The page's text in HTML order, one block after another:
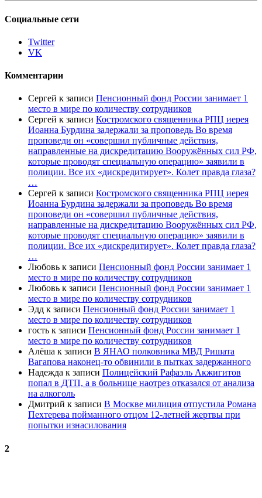
Социальные сети
Twitter
VK
Комментарии
Сергей к записи Пенсионный фонд России занимает 1
место в мире по количеству сотрудников
Сергей к записи Костромского священника РПЦ иерея
Иоанна Бурдина задержали за проповедь Во время
проповеди он «совершил публичные действия,
направленные на дискредитацию Вооружённых сил РФ,
которые проводят специальную операцию» заявили в
полиции. Все их «дискредитирует». Колет правда глаза?
…
Сергей к записи Костромского священника РПЦ иерея
Иоанна Бурдина задержали за проповедь Во время
проповеди он «совершил публичные действия,
направленные на дискредитацию Вооружённых сил РФ,
которые проводят специальную операцию» заявили в
полиции. Все их «дискредитирует». Колет правда глаза?
…
Любовь к записи Пенсионный фонд России занимает 1
место в мире по количеству сотрудников
Любовь к записи Пенсионный фонд России занимает 1
место в мире по количеству сотрудников
Эдд к записи Пенсионный фонд России занимает 1
место в мире по количеству сотрудников
гость к записи Пенсионный фонд России занимает 1
место в мире по количеству сотрудников
Алёша к записи В ЯНАО полковника МВД Ришата
Вагапова наконец-то обвинили в пытках задержанного
Надежда к записи Полицейский Рафаэль Акжигитов
попал в ДТП, а в больнице наотрез отказался от анализа
на алкоголь
Дмитрий к записи В Москве милиция отпустила Романа
Пехтерева пойманного отцом 12-летней жертвы при
попытки изнасилования
2